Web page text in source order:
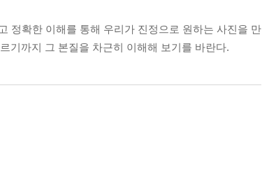
정확한 이해를 통해 우리가 진정으로 원하는 사진을 만
기까지 그 본질을 차근히 이해해 보기를 바란다.